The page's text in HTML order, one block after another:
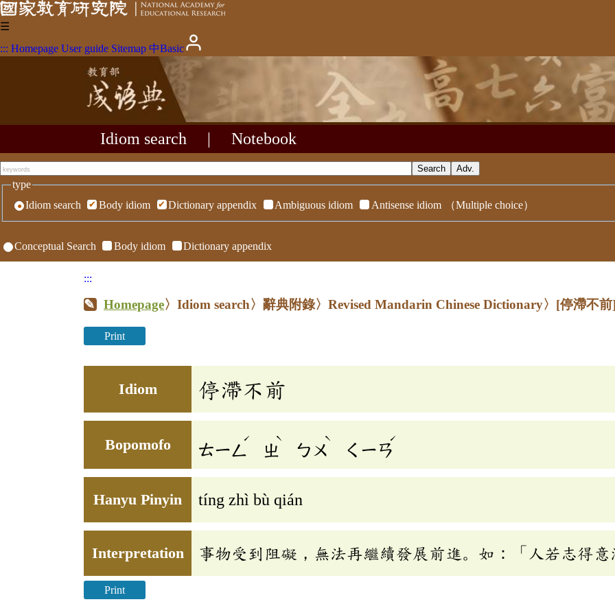
☰
::: Homepage User guide Sitemap 中Basic
Idiom search Notebook
type
Idiom search
Body idiom Dictionary appendix Ambiguous idiom Antisense idiom （Multiple choice）
Conceptual Search Body idiom Dictionary appendix
:::
Homepage〉Idiom search〉辭典附錄〉Revised Mandarin Chinese Dictionary〉 [停滯不
Print
Idiom 停滯不前
Bopomofo ㄊㄧㄥ
ˊ
ㄓ
ˋ
ㄅㄨ
ˋ
ㄑㄧㄢ
ˊ
Hanyu Pinyin tíng zhì bù qián
Interpretation 事物受到阻礙，無法再繼續發展前進。如：「人若志得
Print